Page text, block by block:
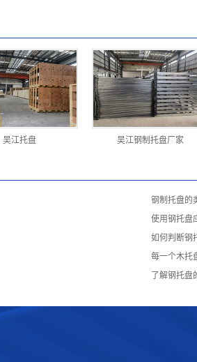
吴江托盘 吴江钢制托盘厂家
钢制托盘的
使用钢托盘
如何判断钢
每一个木托
了解钢托